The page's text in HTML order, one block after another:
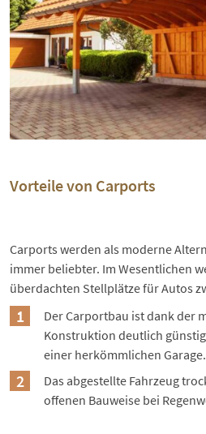
Vorteile von Carports
Carports werden als moderne
immer beliebter. Im Wesentlichen
überdachten Stellplätze für Autos
Der Carportbau ist dank der
Konstruktion deutlich
einer herkömmlichen Garage.
Das abgestellte Fahrzeug
offenen Bauweise bei